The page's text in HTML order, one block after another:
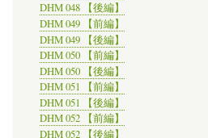
DHM 048 【後編】
DHM 049 【前編】
DHM 049 【後編】
DHM 050 【前編】
DHM 050 【後編】
DHM 051 【前編】
DHM 051 【後編】
DHM 052 【前編】
DHM 052 【後編】